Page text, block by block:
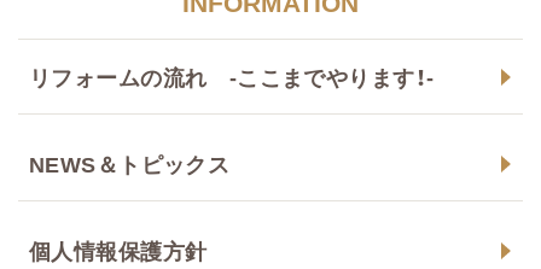
リフォームの流れ -ここまでやります！-
NEWS＆トピックス
個人情報保護方針